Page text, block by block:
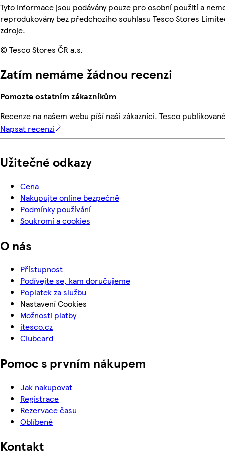
Tyto informace jsou podávány pouze pro osobní použití a
reprodukovány bez předchozího souhlasu Tesco Stores
zdroje.
© Tesco Stores ČR a.s.
Zatím nemáme žádnou recenzi
Pomozte ostatním zákazníkům
Recenze na našem webu píší naši zákazníci. Tesco
Napsat recenzi
Užitečné odkazy
Cena
Nakupujte online bezpečně
Podmínky používání
Soukromí a cookies
O nás
Přístupnost
Podívejte se, kam doručujeme
Poplatek za službu
Nastavení Cookies
Možnosti platby
itesco.cz
Clubcard
Pomoc s prvním nákupem
Jak nakupovat
Registrace
Rezervace času
Oblíbené
Kontakt